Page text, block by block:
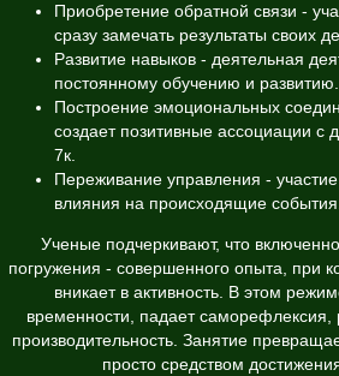
Приобретение обратной связи -
сразу замечать результаты своих
Развитие навыков - деятельная
постоянному обучению и развитию.
Построение эмоциональных
создает позитивные ассоциации с
7к.
Переживание управления - участие
влияния на происходящие события.
Ученые подчеркивают, что
погружения - совершенного опыта, при
вникает в активность. В этом
временности, падает саморефлексия,
производительность. Занятие
просто средством